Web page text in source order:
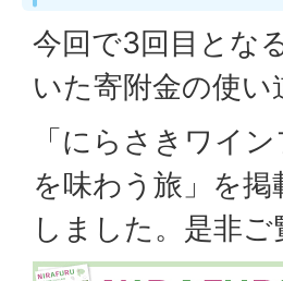
今回で3回目とな
いた寄附金の使
「にらさきワイ
を味わう旅」を
しました。是非ご